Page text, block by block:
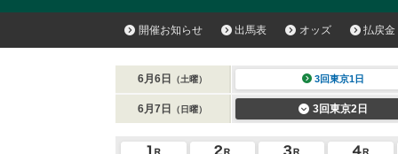
開催お知らせ 出馬表 オッズ 払戻金
6月6日 （土曜） 3回東京1日
6月7日 （日曜） 3回東京2日